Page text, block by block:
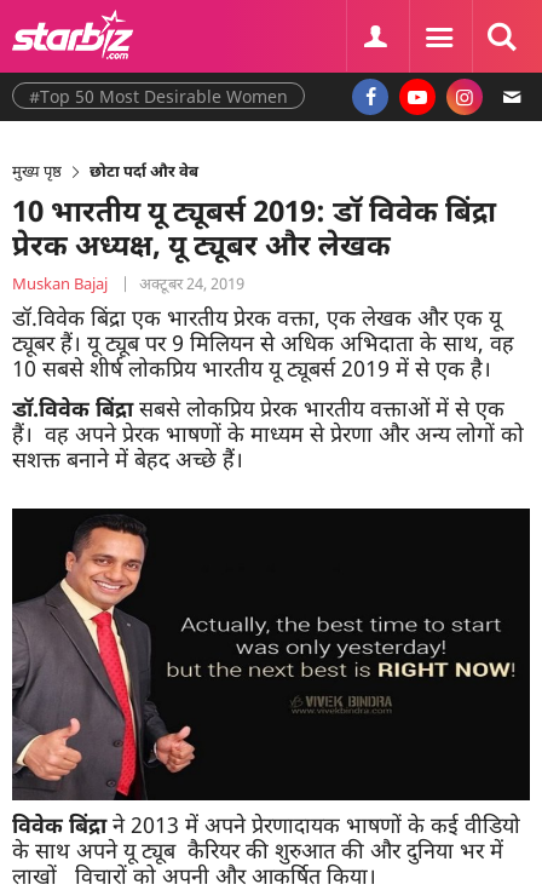
#Top 50 Most Desirable Women
मुख्य पृष्ठ छोटा पर्दा और वेब
10 भारतीय यू ट्यूबर्स 2019: डॉ विवेक बिंद्रा
प्रेरक अध्यक्ष, यू ट्यूबर और लेखक
Muskan Bajaj | अक्टूबर 24, 2019
डॉ.विवेक बिंद्रा एक भारतीय प्रेरक वक्ता, एक लेखक और एक यू
ट्यूबर हैं। यू ट्यूब पर 9 मिलियन से अधिक अभिदाता के साथ, वह
10 सबसे शीर्ष लोकप्रिय भारतीय यू ट्यूबर्स 2019 में से एक है।
डॉ.विवेक बिंद्रासबसे लोकप्रिय प्रेरक भारतीय वक्ताओं में से एक
हैं। वह अपने प्रेरक भाषणों के माध्यम से प्रेरणा और अन्य लोगों को
सशक्त बनाने में बेहद अच्छे हैं।
विवेक बिंद्राने 2013 में अपने प्रेरणादायक भाषणों के कई वीडियो
के साथ अपने यू ट्यूब कैरियर की शुरुआत की और दुनिया भर में
लाखों विचारों को अपनी और आकर्षित किया।